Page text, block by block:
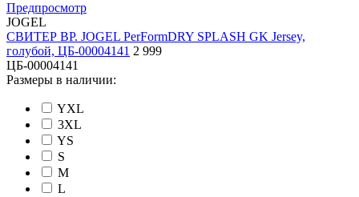
Предпросмотр
JOGEL
СВИТЕР ВР. JOGEL PerFormDRY SPLASH GK Jersey,
голубой, ЦБ-00004141 2 999
ЦБ-00004141
Размеры в наличии:
YXL
3XL
YS
S
M
L